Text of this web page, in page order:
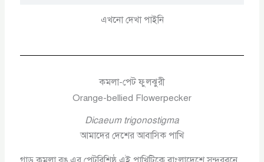
এখনো দেখা পাইনি
কমলা-পেট ফুলঝুরী
Orange-bellied Flowerpecker
Dicaeum trigonostigma
আমাদের দেশের আবাসিক পাখি